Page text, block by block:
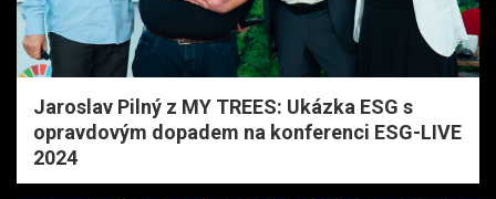
Jaroslav Pilný z MY TREES: Ukázka ESG s
opravdovým dopadem na konferenci ESG-LIVE
2024